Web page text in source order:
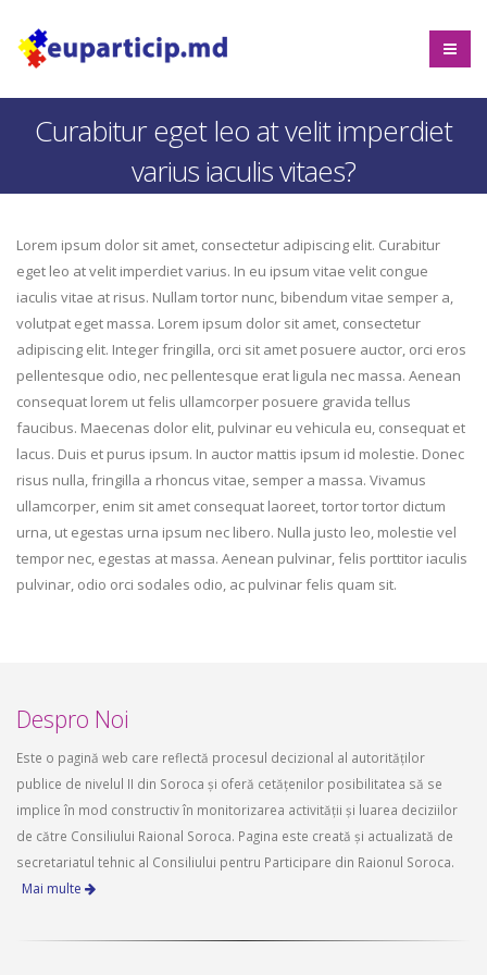
Curabitur eget leo at velit imperdiet
varius iaculis vitaes?
Lorem ipsum dolor sit amet, consectetur adipiscing elit. Curabitur
eget leo at velit imperdiet varius. In eu ipsum vitae velit congue
iaculis vitae at risus. Nullam tortor nunc, bibendum vitae semper a,
volutpat eget massa. Lorem ipsum dolor sit amet, consectetur
adipiscing elit. Integer fringilla, orci sit amet posuere auctor, orci eros
pellentesque odio, nec pellentesque erat ligula nec massa. Aenean
consequat lorem ut felis ullamcorper posuere gravida tellus
faucibus. Maecenas dolor elit, pulvinar eu vehicula eu, consequat et
lacus. Duis et purus ipsum. In auctor mattis ipsum id molestie. Donec
risus nulla, fringilla a rhoncus vitae, semper a massa. Vivamus
ullamcorper, enim sit amet consequat laoreet, tortor tortor dictum
urna, ut egestas urna ipsum nec libero. Nulla justo leo, molestie vel
tempor nec, egestas at massa. Aenean pulvinar, felis porttitor iaculis
pulvinar, odio orci sodales odio, ac pulvinar felis quam sit.
Despro Noi
Este o pagină web care reflectă procesul decizional al autorităților
publice de nivelul II din Soroca și oferă cetățenilor posibilitatea să se
implice în mod constructiv în monitorizarea activității și luarea deciziilor
de către Consiliului Raional Soroca. Pagina este creată și actualizată de
secretariatul tehnic al Consiliului pentru Participare din Raionul Soroca.
Mai multe